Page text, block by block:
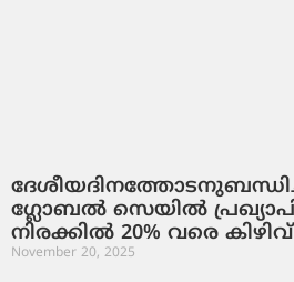
ഗ്ലോബൽ സെയിൽ
നിരക്കിൽ 20% വരെ കിഴിവ്
November 20, 2025